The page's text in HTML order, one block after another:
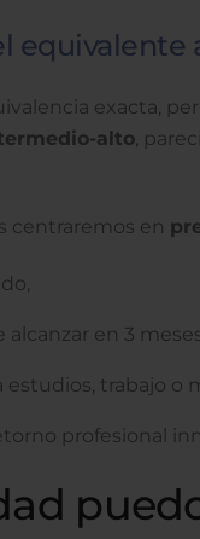
equivalente
exacta,
alto,
centraremos en
alcanzar en 3
trabajo o
profesional